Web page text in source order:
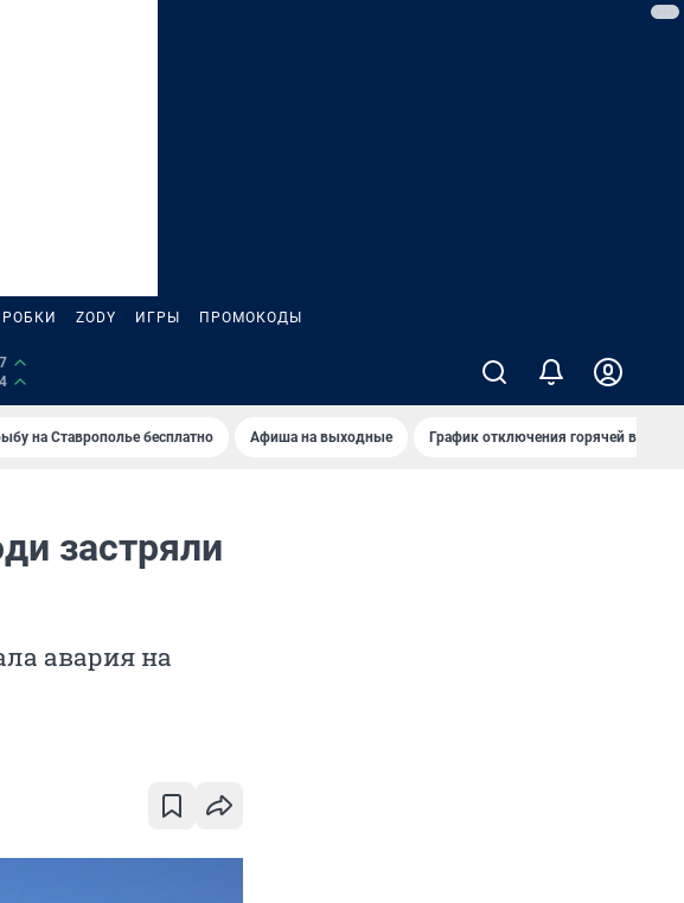
ZODY ИГРЫ ПРОМОКОДЫ
на Ставрополье бесплатно Афиша на выходные График отключения горячей воды в
застряли
авария на